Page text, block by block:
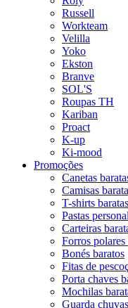
Russell
Workteam
Velilla
Yoko
Ekston
Branve
SOL'S
Roupas TH
Kariban
Proact
K-up
Ki-mood
Promoções
Canetas
Camisas
T-shirts baratas
Pastas
Carteiras
Forros polares
Bonés baratos
Fitas de
Porta chaves
Mochilas
Guarda